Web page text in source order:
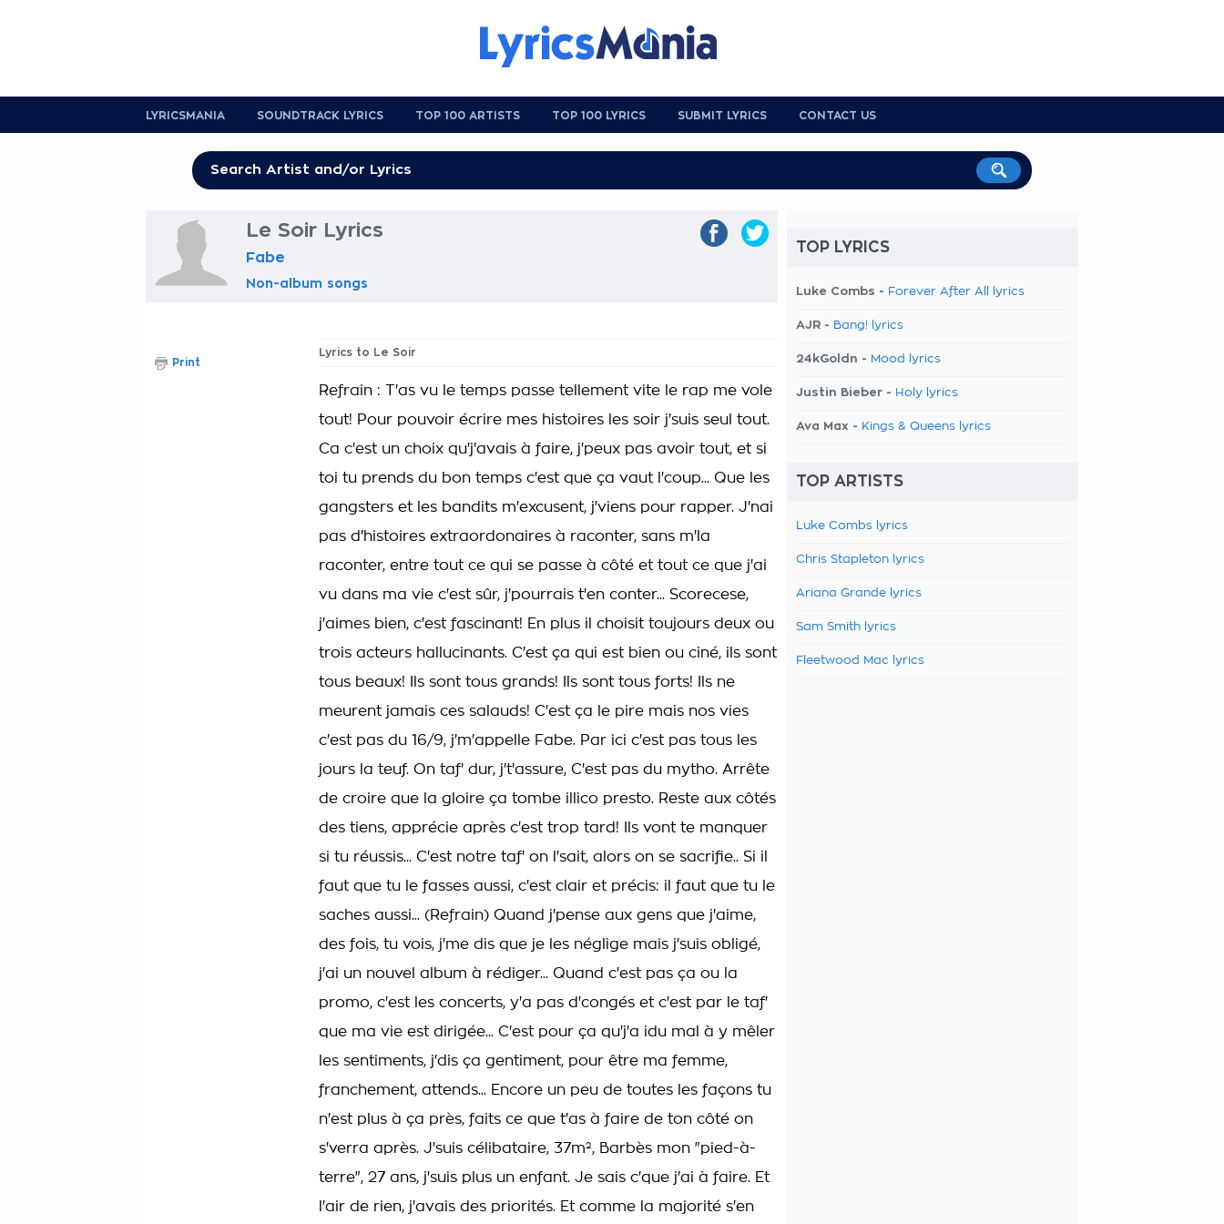
LYRICSMANIA SOUNDTRACK LYRICS TOP 100 ARTISTS TOP 100 LYRICS SUBMIT LYRICS CONTACT US
Le Soir Lyrics
Fabe
Non-album songs
Lyrics to Le Soir
Refrain : T'as vu le temps passe tellement vite le rap me vole
tout! Pour pouvoir écrire mes histoires les soir j'suis seul tout.
Ca c'est un choix qu'j'avais à faire, j'peux pas avoir tout, et si
toi tu prends du bon temps c'est que ça vaut l'coup... Que les
gangsters et les bandits m'excusent, j'viens pour rapper. J'nai
pas d'histoires extraordonaires à raconter, sans m'la
raconter, entre tout ce qui se passe à côté et tout ce que j'ai
vu dans ma vie c'est sûr, j'pourrais t'en conter... Scorecese,
j'aimes bien, c'est fascinant! En plus il choisit toujours deux ou
trois acteurs hallucinants. C'est ça qui est bien ou ciné, ils sont
tous beaux! Ils sont tous grands! Ils sont tous forts! Ils ne
meurent jamais ces salauds! C'est ça le pire mais nos vies
c'est pas du 16/9, j'm'appelle Fabe. Par ici c'est pas tous les
jours la teuf. On taf' dur, j't'assure, C'est pas du mytho. Arrête
de croire que la gloire ça tombe illico presto. Reste aux côtés
des tiens, apprécie après c'est trop tard! Ils vont te manquer
si tu réussis... C'est notre taf' on l'sait, alors on se sacrifie.. Si il
faut que tu le fasses aussi, c'est clair et précis: il faut que tu le
saches aussi... (Refrain) Quand j'pense aux gens que j'aime,
des fois, tu vois, j'me dis que je les néglige mais j'suis obligé,
j'ai un nouvel album à rédiger... Quand c'est pas ça ou la
promo, c'est les concerts, y'a pas d'congés et c'est par le taf'
que ma vie est dirigée... C'est pour ça qu'j'a idu mal à y mêler
les sentiments, j'dis ça gentiment, pour être ma femme,
franchement, attends... Encore un peu de toutes les façons tu
n'est plus à ça près, faits ce que t'as à faire de ton côté on
s'verra après. J'suis célibataire, 37m², Barbès mon "pied-à-
terre", 27 ans, j'suis plus un enfant. Je sais c'que j'ai à faire. Et
l'air de rien, j'avais des priorités. Et comme la majorité s'en
Print
TOP LYRICS
Luke Combs - Forever After All lyrics
AJR - Bang! lyrics
24kGoldn - Mood lyrics
Justin Bieber - Holy lyrics
Ava Max - Kings & Queens lyrics
TOP ARTISTS
Luke Combs lyrics
Chris Stapleton lyrics
Ariana Grande lyrics
Sam Smith lyrics
Fleetwood Mac lyrics